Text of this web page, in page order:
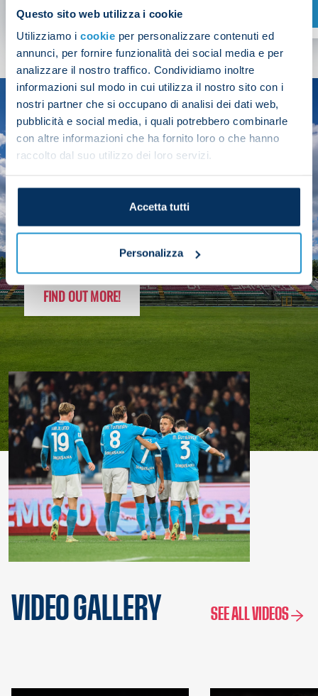
Questo sito web utilizza i cookie
Utilizziamo i cookie per personalizzare contenuti ed
annunci, per fornire funzionalità dei social media e per
analizzare il nostro traffico. Condividiamo inoltre
informazioni sul modo in cui utilizza il nostro sito con i
nostri partner che si occupano di analisi dei dati web,
pubblicità e social media, i quali potrebbero combinarle
con altre informazioni che ha fornito loro o che hanno
raccolto dal suo utilizzo dei loro servizi.
Accetta tutti
Personalizza
SHOP NOW
SEASON
2025/26
FOLLOW THE CHAMPS' JOURNEY
FIND OUT MORE!
VIDEO GALLERY SEE ALL VIDEOS